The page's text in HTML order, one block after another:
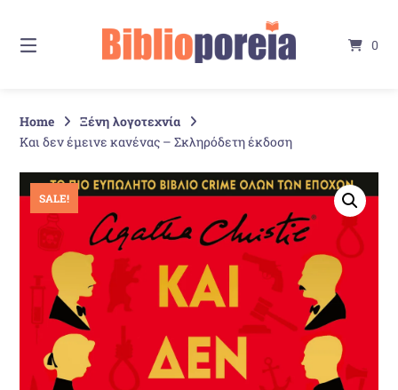
Inhalt
0
Home
Ξένη λογοτεχνία
Και δεν έμεινε κανένας – Σκληρόδετη έκδοση
SALE!